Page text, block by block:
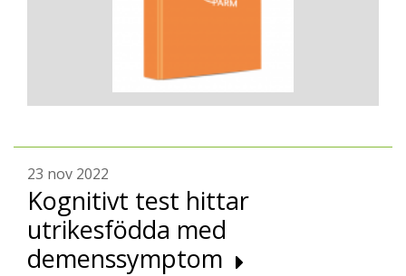
23 nov 2022
Kognitivt test hittar
utrikesfödda med
demenssymptom